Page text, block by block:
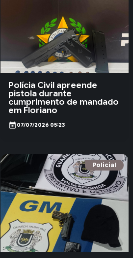
Polícia Civil apreende
pistola durante
cumprimento de mandado
em Floriano
calendar_month 07/07/2026 05:23
Policial